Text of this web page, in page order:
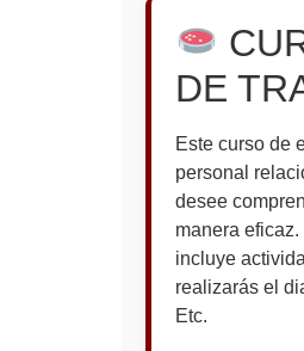
DE
Este curso de
personal
desee
manera
incluye
realizarás el
Etc.